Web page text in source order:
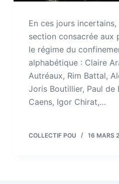
En ces jours
section consacrée aux
le régime du
alphabétique : Claire
Autréaux, Rim Battal,
Joris Boutillier, Paul de
Caens, Igor Chirat,…
COLLECTIF POU 16 MARS